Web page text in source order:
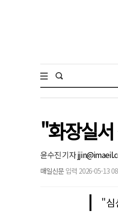
"화장실
윤수진 기자
매일신문 입력 2026-05-13
"심